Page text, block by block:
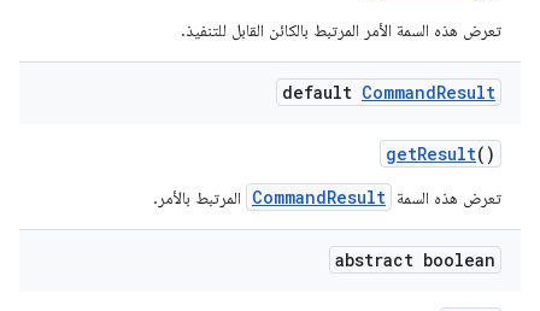
تعرض هذه السمة الأمر المرتبط بالكائن القابل للتنفيذ.
default CommandResult
getResult()
تعرض هذه السمة CommandResult المرتبط بالأمر.
abstract boolean